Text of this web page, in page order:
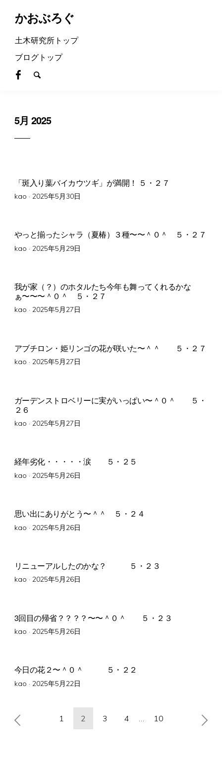
かおぶろぐ
土木研究所トップ
ブログトップ
5月 2025
「斑入り葉バイカウツギ」が満開！ ５・２７
kao · Posted
2025年5月30日
やっと揃ったシャラ（夏椿）３種〜〜＾０＾ ５・２７
kao · Posted
2025年5月29日
我が家（？）のホタルたち今年も舞ってくれるかな
ぁ〜〜〜＾０＾ ５・２７
kao · Posted
2025年5月27日
アブチロン・姫リンゴの花が咲いた〜＾＾ ５・２７
kao · Posted
2025年5月27日
ガーデンストロベリーに実がいっぱい〜＾０＾ ５・
２６
kao · Posted
2025年5月27日
経年劣化・・・・・涙 ５・２５
kao · Posted
2025年5月26日
思い出にありがとう〜＾＾ ５・２４
kao · Posted
2025年5月26日
リニューアルしたのかな？ ５・２３
kao · Posted
2025年5月26日
3回目の帰省？？？？〜〜＾０＾ ５・２３
kao · Posted
2025年5月26日
今日の花２〜＾０＾ ５・２２
kao · Posted
2025年5月22日
投
稿
1 2 3 4 … 10